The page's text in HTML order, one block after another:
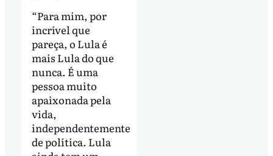
“Para mim, por
incrível que
pareça, o Lula é
mais Lula do que
nunca. É uma
pessoa muito
apaixonada pela
vida,
independentemente
de política. Lula